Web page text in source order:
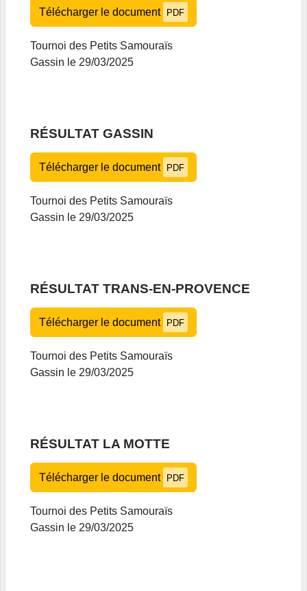
Télécharger le document PDF
Tournoi des Petits Samouraïs
Gassin le 29/03/2025
RÉSULTAT GASSIN
Télécharger le document PDF
Tournoi des Petits Samouraïs
Gassin le 29/03/2025
RÉSULTAT TRANS-EN-PROVENCE
Télécharger le document PDF
Tournoi des Petits Samouraïs
Gassin le 29/03/2025
RÉSULTAT LA MOTTE
Télécharger le document PDF
Tournoi des Petits Samouraïs
Gassin le 29/03/2025